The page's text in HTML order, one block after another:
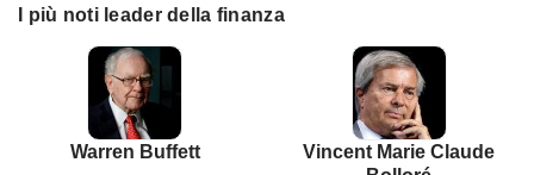
I più noti leader della finanza
Warren Buffett
Vincent Marie Claude